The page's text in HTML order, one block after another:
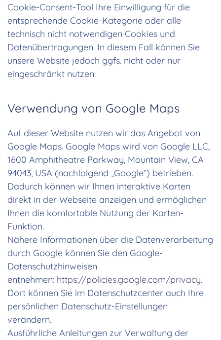
Cookie-Consent-Tool Ihre Einwilligung für die
entsprechende Cookie-Kategorie oder alle
technisch nicht notwendigen Cookies und
Datenübertragungen. In diesem Fall können Sie
unsere Website jedoch ggfs. nicht oder nur
eingeschränkt nutzen.
Verwendung von Google Maps
Auf dieser Website nutzen wir das Angebot von
Google Maps. Google Maps wird von Google LLC,
1600 Amphitheatre Parkway, Mountain View, CA
94043, USA (nachfolgend „Google“) betrieben.
Dadurch können wir Ihnen interaktive Karten
direkt in der Webseite anzeigen und ermöglichen
Ihnen die komfortable Nutzung der Karten-
Funktion.
Nähere Informationen über die Datenverarbeitung
durch Google können Sie den Google-
Datenschutzhinweisen
entnehmen: https://policies.google.com/privacy.
Dort können Sie im Datenschutzcenter auch Ihre
persönlichen Datenschutz-Einstellungen
verändern.
Ausführliche Anleitungen zur Verwaltung der